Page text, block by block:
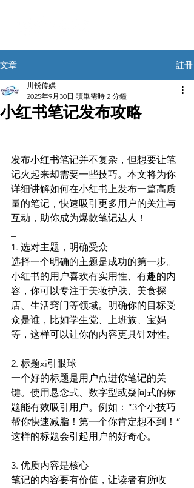
文章 註冊
小红书笔记发布攻略
川锐传媒
2025年9月30日 讀畢需時 2 分鐘
发布小红书笔记并不复杂，但想要让笔
记火起来却需要一些技巧。本文将为你
详细讲解如何在小红书上发布一篇高质
量的笔记，快速吸引更多用户的关注与
互动，助你成为爆款笔记达人！
1. 选对主题，明确受众
选择一个明确的主题是成功的第一步。
小红书的用户喜欢有实用性、有趣的内
容，你可以专注于美妆护肤、美食探
店、生活窍门等领域。明确你的目标受
众是谁，比如学生党、上班族、宝妈
等，这样可以让你的内容更具针对性。
2. 标题xi引眼球
一个好的标题是用户点进你笔记的关
键。使用悬念式、数字型或疑问式的标
题能有效吸引用户。例如：“3个小技巧
帮你快速减脂！第一个你肯定想不到！”
这样的标题会引起用户的好奇心。
3. 优质内容是核心
笔记的内容要有价值，让读者有所收